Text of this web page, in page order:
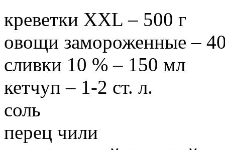
креветки XXL – 500 г
овощи замороженные –
сливки 10 % – 150 мл
кетчуп – 1-2 ст. л.
соль
перец чили